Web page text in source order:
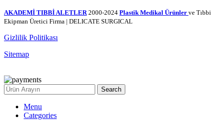
AKADEMİ TIBBİ ALETLER 2000-2024 Plastik Medikal Ürünler ve Tıbbi
Ekipman Üretici Firma | DELICATE SURGICAL
Gizlilik Politikası
Sitemap
Search
Menu
Categories